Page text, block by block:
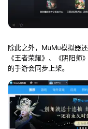
除此之外，MuMu模拟器
《王者荣耀》、《阴阳师
的手游会同步上架。